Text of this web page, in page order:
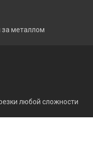
за металлом
любой сложности